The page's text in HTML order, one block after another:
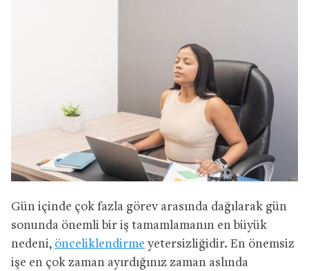
Gün içinde çok fazla görev arasında dağılarak gün
sonunda önemli bir iş tamamlamanın en büyük
nedeni, önceliklendirme yetersizliğidir. En önemsiz
işe en çok zaman ayırdığınız zaman aslında